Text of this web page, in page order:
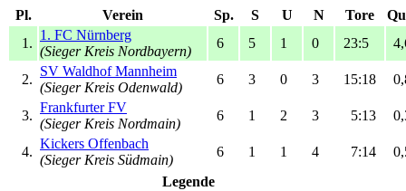
Pl. Verein Sp. S U N Tore
1.
1. FC Nürnberg
(Sieger Kreis Nordbayern)
6 5 1 0 23:5
2.
SV Waldhof Mannheim
(Sieger Kreis Odenwald)
6 3 0 3 15:18
3.
Frankfurter FV
(Sieger Kreis Nordmain)
6 1 2 3 5:13
4.
Kickers Offenbach
(Sieger Kreis Südmain)
6 1 1 4 7:14
Legende